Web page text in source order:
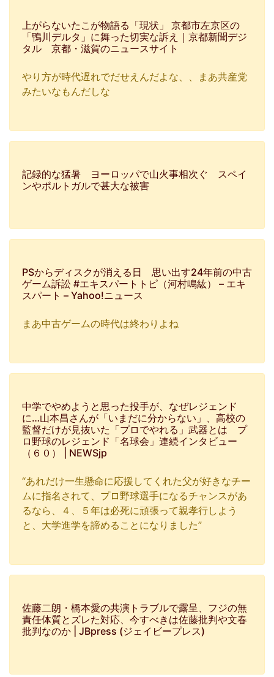
上がらないたこが物語る「現状」 京都市左京区の
「鴨川デルタ」に舞った切実な訴え｜京都新聞デジ
タル 京都・滋賀のニュースサイト
やり方が時代遅れでだせえんだよな、、まあ共産党
みたいなもんだしな
記録的な猛暑 ヨーロッパで山火事相次ぐ スペイ
ンやポルトガルで甚大な被害
PSからディスクが消える日 思い出す24年前の中古
ゲーム訴訟 #エキスパートトピ（河村鳴紘） – エキ
スパート – Yahoo!ニュース
まあ中古ゲームの時代は終わりよね
中学でやめようと思った投手が、なぜレジェンド
に…山本昌さんが「いまだに分からない」、高校の
監督だけが見抜いた「プロでやれる」武器とは プ
ロ野球のレジェンド「名球会」連続インタビュー
（６０） | NEWSjp
“あれだけ一生懸命に応援してくれた父が好きなチー
ムに指名されて、プロ野球選手になるチャンスがあ
るなら、４、５年は必死に頑張って親孝行しよう
と、大学進学を諦めることになりました”
佐藤二朗・橋本愛の共演トラブルで露呈、フジの無
責任体質とズレた対応、今すべきは佐藤批判や文春
批判なのか | JBpress (ジェイビープレス)